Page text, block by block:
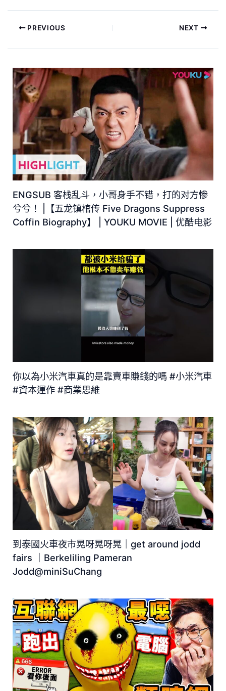
PREVIOUS NEXT
ENGSUB 客栈乱斗，小哥身手不错，打的对方惨
兮兮！ |【五龙镇棺传 Five Dragons Suppress
Coffin Biography】 | YOUKU MOVIE | 优酷电影
你以為小米汽車真的是靠賣車賺錢的嗎 #小米汽車
#資本運作 #商業思維
到泰國火車夜市晃呀晃呀晃｜get around jodd
fairs ｜Berkeliling Pameran
Jodd@miniSuChang